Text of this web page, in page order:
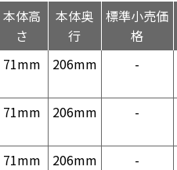
本体高
さ
本体奥
行
標準小売価
格
71mm 206mm -
71mm 206mm -
71mm 206mm -